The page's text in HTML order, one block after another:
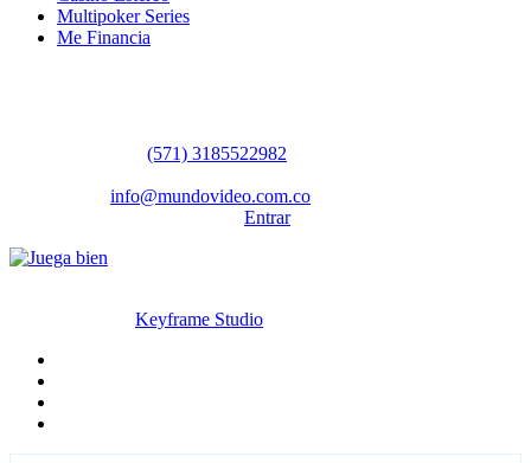
Multipoker Series
Me Financia
(57​​1) 3185522982
info@mundovideo.com.co
Entrar
Keyframe Studio